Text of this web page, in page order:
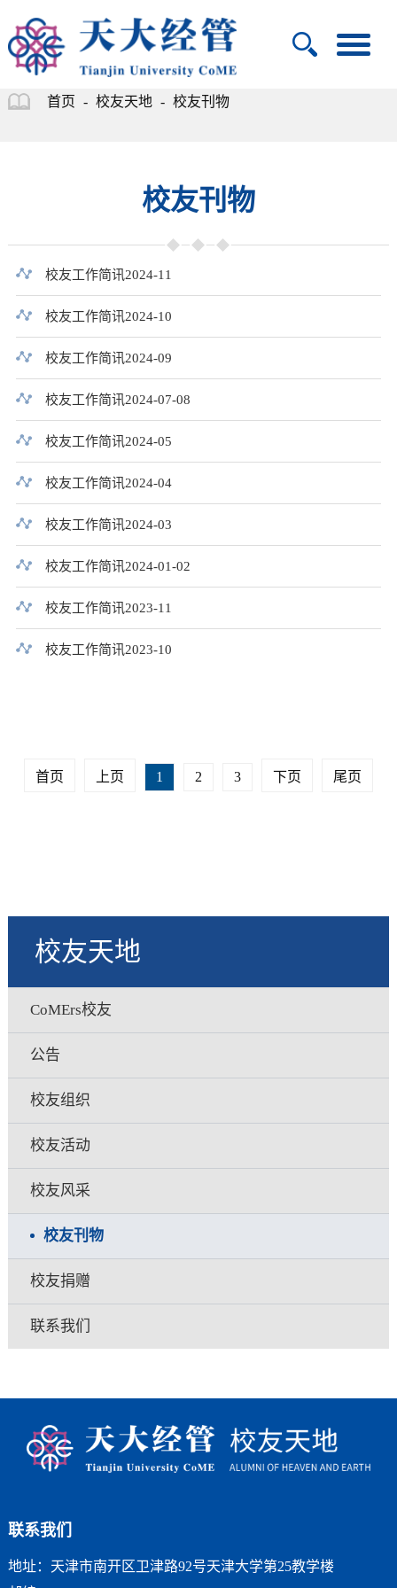
首页 - 校友天地 - 校友刊物
校友刊物
校友工作简讯2024-11
校友工作简讯2024-10
校友工作简讯2024-09
校友工作简讯2024-07-08
校友工作简讯2024-05
校友工作简讯2024-04
校友工作简讯2024-03
校友工作简讯2024-01-02
校友工作简讯2023-11
校友工作简讯2023-10
首页 上页 1 2 3 下页 尾页
校友天地
CoMErs校友
公告
校友组织
校友活动
校友风采
校友刊物
校友捐赠
联系我们
联系我们
地址：天津市南开区卫津路92号天津大学第25教学楼